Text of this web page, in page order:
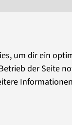
um dir ein
der Seite